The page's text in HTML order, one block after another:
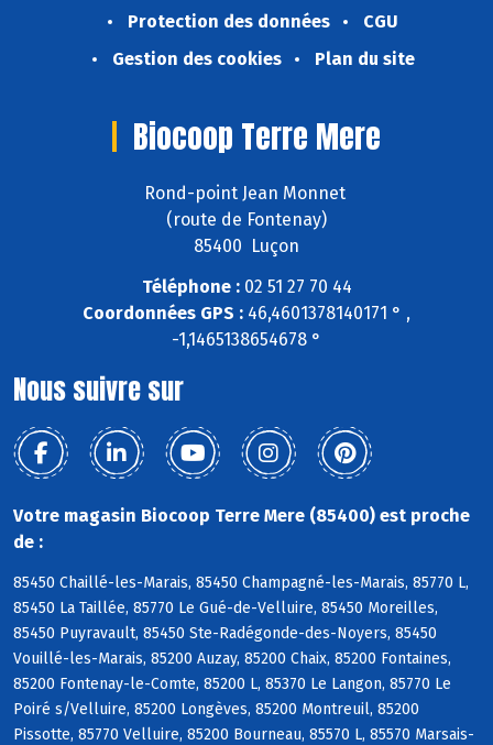
Protection des données
CGU
Gestion des cookies
Plan du site
Biocoop Terre Mere
Rond-point Jean Monnet
(route de Fontenay)
85400 Luçon
Téléphone :02 51 27 70 44
Coordonnées GPS : 46,4601378140171 ° ,
-1,1465138654678 °
Nous suivre sur
Votre magasin Biocoop Terre Mere (85400) est proche
de :
85450 Chaillé-les-Marais, 85450 Champagné-les-Marais, 85770 L,
85450 La Taillée, 85770 Le Gué-de-Velluire, 85450 Moreilles,
85450 Puyravault, 85450 Ste-Radégonde-des-Noyers, 85450
Vouillé-les-Marais, 85200 Auzay, 85200 Chaix, 85200 Fontaines,
85200 Fontenay-le-Comte, 85200 L, 85370 Le Langon, 85770 Le
Poiré s/Velluire, 85200 Longèves, 85200 Montreuil, 85200
Pissotte, 85770 Velluire, 85200 Bourneau, 85570 L, 85570 Marsais-